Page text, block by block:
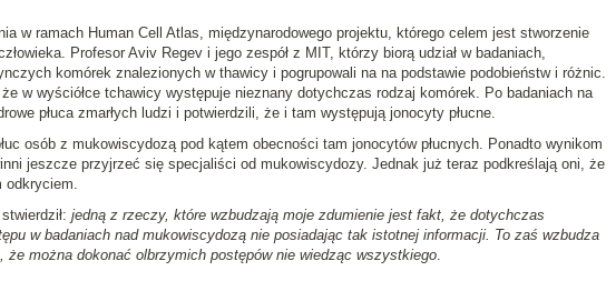
w ramach Human Cell Atlas, międzynarodowego projektu, którego celem jest stworzenie
Profesor Aviv Regev i jego zespół z MIT, którzy biorą udział w badaniach,
komórek znalezionych w thawicy i pogrupowali na na podstawie podobieństw i różnic.
w wyściółce tchawicy występuje nieznany dotychczas rodzaj komórek. Po badaniach na
płuca zmarłych ludzi i potwierdzili, że i tam występują jonocyty płucne.
osób z mukowiscydozą pod kątem obecności tam jonocytów płucnych. Ponadto wynikom
jeszcze przyjrzeć się specjaliści od mukowiscydozy. Jednak już teraz podkreślają oni, że
odkryciem.
jedną z rzeczy, które wzbudzają moje zdumienie jest fakt, że dotychczas
w badaniach nad mukowiscydozą nie posiadając tak istotnej informacji. To zaś wzbudza
można dokonać olbrzymich postępów nie wiedząc wszystkiego.